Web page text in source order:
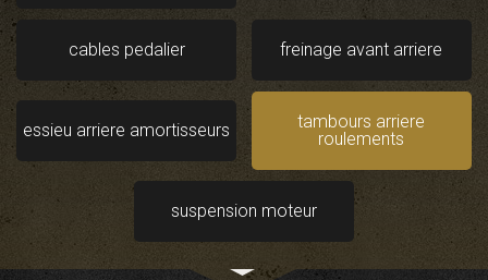
cables pedalier freinage avant arriere
essieu arriere amortisseurs
tambours arriere
roulements
suspension moteur